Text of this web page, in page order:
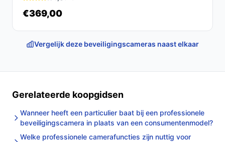
de homebase op een centrale, droge plek met goede
bereikbaarheid.
Sluit camera’s aan op de aangegeven USB-voeding en
controleer na eerste inschakeling beeld en geluid via de
aangegeven app of beheerinterface.
Concrete checks voor de handleiding/specs:
€369,00
Vergelijk deze beveiligingscameras naast elkaar
Gerelateerde koopgidsen
Wanneer heeft een particulier baat bij een professionele
beveiligingscamera in plaats van een consumentenmodel?
Welke professionele camerafuncties zijn nuttig voor